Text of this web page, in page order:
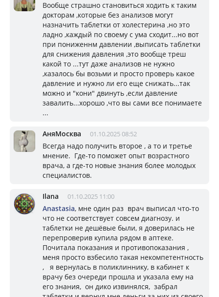
Вообще страшно становиться ходить к таким
докторам ,которые без анализов могут
назначить таблетки от холестерина ,но это
ладно ,каждый по своему с ума сходит...но вот
при пониженнм давлении ,выписать таблетки
для снижения давления ,это вообще треш
какой то ...тут даже анализов не нужно
,казалось бы возьми и просто проверь какое
давление и нужно ли его еще снижать...так
можно и "кони" двинуть ,если давление
завалить...хорошо ,что вы сами все понимаете
...
АняМосква 01.10.2025 08:52
Всегда надо получить второе , а то и третье
мнение. Где-то поможет опыт возрастного
врача, а где-то новые знания более молодых
специалистов.
Ilana 01.10.2025 11:00
Anastasia, мне один раз врач выписал что-то
что не соответствует совсем диагнозу. и
таблетки не дешёвые были, я доверилась не
перепроверив купила рядом в аптеке.
Почитала показания и противопоказания ,
меня просто взбесило такая некомпетентность
, я вернулась в поликлиннику, в кабинет к
врачу без очереди прошла и указала ему на
его знания, он дико извинялся, забрал